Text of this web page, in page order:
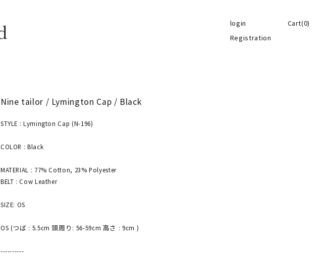
login
Registration
Cart(0)
Nine tailor / Lymington Cap / Black
STYLE : Lymington Cap (N-196)
COLOR : Black
MATERIAL : 77% Cotton, 23% Polyester
BELT : Cow Leather
SIZE: OS
OS (つば : 5.5cm 頭周り: 56-59cm 高さ : 9cm )
----------